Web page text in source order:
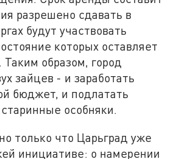
разрешено сдавать в
будут участвовать
которых оставляет
образом, город
зайцев - и заработать
бюджет, и подлатать
особняки.
только что Царьград уже
инициативе: о намерении